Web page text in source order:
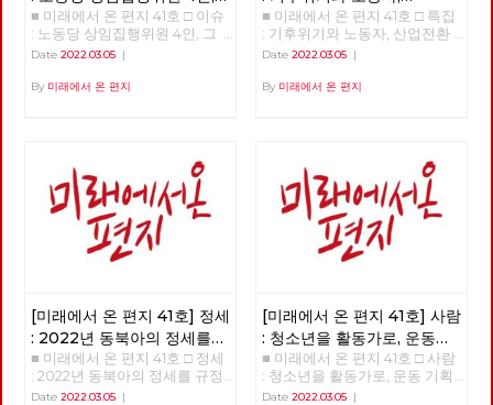
그들은 누구인가?
■ 미래에서 온 편지 41호 □ 이슈
: 노동당 상임집행위원 4인, 그
들은 누구인가? >>>>>> 업로드
Date 2022.03.05 |
By 미래에서 온 편지
산업전환을 넘어
체제전환으로
■ 미래에서 온 편지 41호 □ 특집
: 기후위기와 노동자, 산업전환
을 넘어 체제전환으로 >>>>>>
Date 2022.03.05|
By 미래에서 온 편지
[미래에서 온 편지 41호] 정세
: 2022년 동북아의 정세를
규정하는 네 가지 요인
■ 미래에서 온 편지 41호 □ 정세
: 2022년 동북아의 정세를 규정
하는 네 가지 요인 >>>>>> 업로
Date 2022.03.05 |
[미래에서 온 편지 41호] 사람
: 청소년을 활동가로, 운동
기획자 고유미
■ 미래에서 온 편지 41호 □ 사람
: 청소년을 활동가로, 운동 기획
자 고유미 >>>>>> 업로드 준비
Date 2022.03.05|